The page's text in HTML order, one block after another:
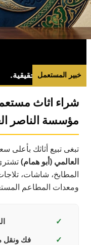
خبير المستعمل
شراء اثاث
مؤسسة الناصر
تبغى تبيع أثاثك
العالمي (أبو همام)تشتري
المطابخ، شاشات،
ومعدات المطاعم
✓
✓
فك ونقل